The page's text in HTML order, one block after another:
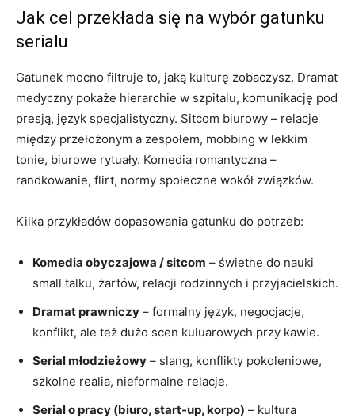
Jak cel przekłada się na wybór gatunku
serialu
Gatunek mocno filtruje to, jaką kulturę zobaczysz. Dramat
medyczny pokaże hierarchie w szpitalu, komunikację pod
presją, język specjalistyczny. Sitcom biurowy – relacje
między przełożonym a zespołem, mobbing w lekkim
tonie, biurowe rytuały. Komedia romantyczna –
randkowanie, flirt, normy społeczne wokół związków.
Kilka przykładów dopasowania gatunku do potrzeb:
Komedia obyczajowa / sitcom – świetne do nauki
small talku, żartów, relacji rodzinnych i przyjacielskich.
Dramat prawniczy – formalny język, negocjacje,
konflikt, ale też dużo scen kuluarowych przy kawie.
Serial młodzieżowy – slang, konflikty pokoleniowe,
szkolne realia, nieformalne relacje.
Serial o pracy (biuro, start-up, korpo) – kultura